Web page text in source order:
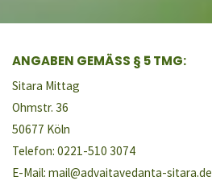
ANGABEN GEMÄSS § 5 TMG:
Sitara Mittag
Ohmstr. 36
50677 Köln
Telefon: 0221-510 3074
E-Mail: mail@advaitavedanta-sitara.de